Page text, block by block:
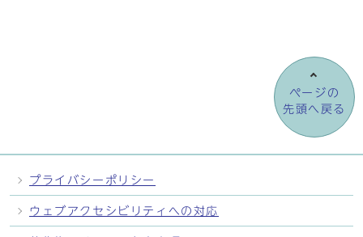
ページの
先頭へ戻る
プライバシーポリシー
ウェブアクセシビリティへの対応